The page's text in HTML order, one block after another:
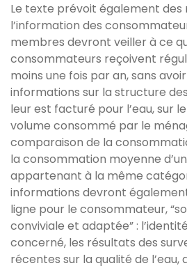
Le texte prévoit également
l’information des
membres devront veiller à ce
consommateurs reçoivent
moins une fois par an, sans
informations sur la structure
leur est facturé pour l’eau, sur
volume consommé par le
comparaison de la
la consommation moyenne
appartenant à la même
informations devront
ligne pour le consommateur,
conviviale et adaptée” :
concerné, les résultats des
récentes sur la qualité de l’eau,